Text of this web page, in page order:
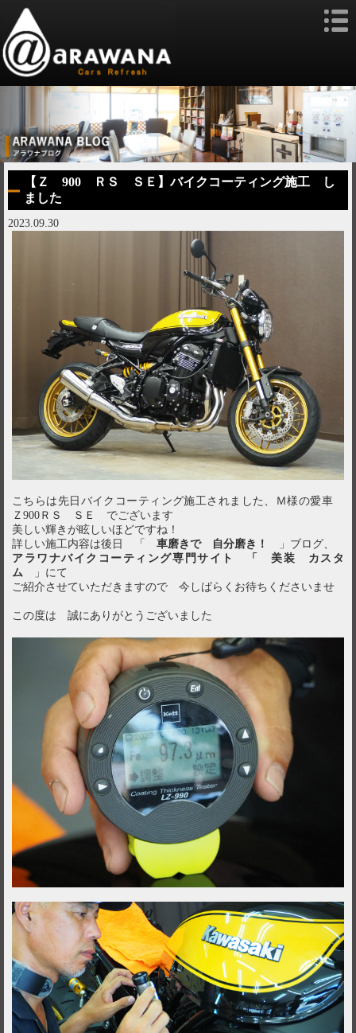
【Ｚ 900 ＲＳ ＳＥ】バイクコーティング施工 し
ました
2023.09.30
こちらは先日バイクコーティング施工されました、Ｍ様の愛車
Ｚ900ＲＳ ＳＥ でございます
美しい輝きが眩しいほどですね！
詳しい施工内容は後日 「 車磨きで 自分磨き！
」ブログ、
アラワナバイクコーティング専門サイト 「 美装 カスタ
ム 」にて
ご紹介させていただきますので 今しばらくお待ちくださいませ
この度は 誠にありがとうございました